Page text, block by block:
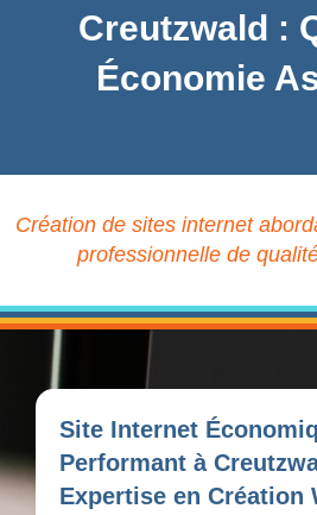
Creutzwald :
Économie
Création de sites internet
professionnelle de
Site Internet
Performant à
Expertise en Création